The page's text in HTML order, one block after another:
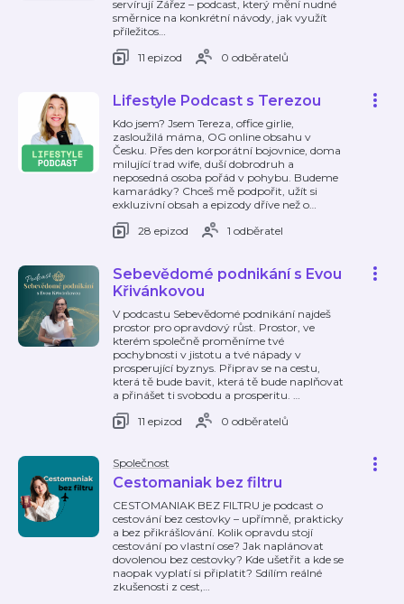
servírují Zářez – podcast, který mění nudné
směrnice na konkrétní návody, jak využít
příležitos…
11 epizod
0 odběratelů
Lifestyle Podcast s Terezou
Kdo jsem? Jsem Tereza, office girlie,
zasloužilá máma, OG online obsahu v
Česku. Přes den korporátní bojovnice, doma
milující trad wife, duší dobrodruh a
neposedná osoba pořád v pohybu. Budeme
kamarádky? Chceš mě podpořit, užít si
exkluzivní obsah a epizody dříve než o…
28 epizod
1 odběratel
Sebevědomé podnikání s Evou
Křivánkovou
V podcastu Sebevědomé podnikání najdeš
prostor pro opravdový růst. Prostor, ve
kterém společně proměníme tvé
pochybnosti v jistotu a tvé nápady v
prosperující byznys. Připrav se na cestu,
která tě bude bavit, která tě bude naplňovat
a přinášet ti svobodu a prosperitu. …
11 epizod
0 odběratelů
Společnost
Cestomaniak bez filtru
CESTOMANIAK BEZ FILTRU je podcast o
cestování bez cestovky – upřímně, prakticky
a bez přikrášlování. Kolik opravdu stojí
cestování po vlastní ose? Jak naplánovat
dovolenou bez cestovky? Kde ušetřit a kde se
naopak vyplatí si připlatit? Sdílím reálné
zkušenosti z cest,…